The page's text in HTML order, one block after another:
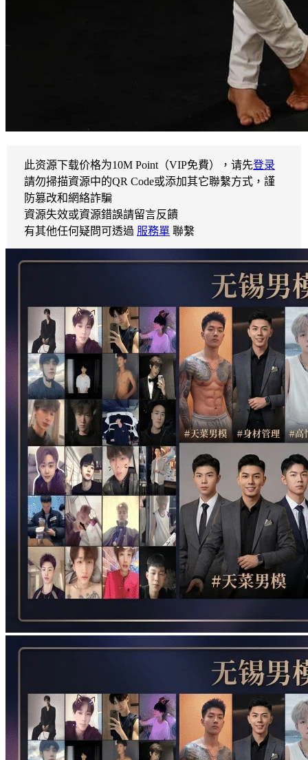
此资源下载价格为10M Point（VIP免費），请先登录
請勿掃描資源中的QR Code或添加其它聯繫方式，謹
防篡改和網絡詐騙
資源失效或資源錯誤請留言反饋
有其他任何疑問可透過 服務單 聯繫